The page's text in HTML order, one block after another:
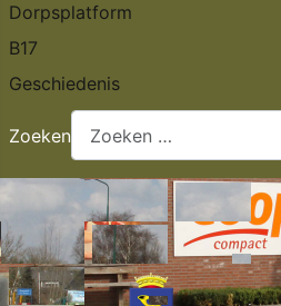
Dorpsplatform
B17
Geschiedenis
Zoeken